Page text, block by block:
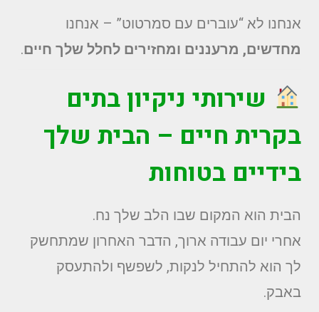
אנחנו לא “עוברים עם סמרטוט” – אנחנו
מחדשים, מרעננים ומחזירים לחלל שלך חיים.
שירותי ניקיון בתים
בקרית חיים – הבית שלך
בידיים בטוחות
הבית הוא המקום שבו הלב שלך נח.
אחרי יום עבודה ארוך, הדבר האחרון שמתחשק
לך הוא להתחיל לנקות, לשפשף ולהתעסק
באבק.